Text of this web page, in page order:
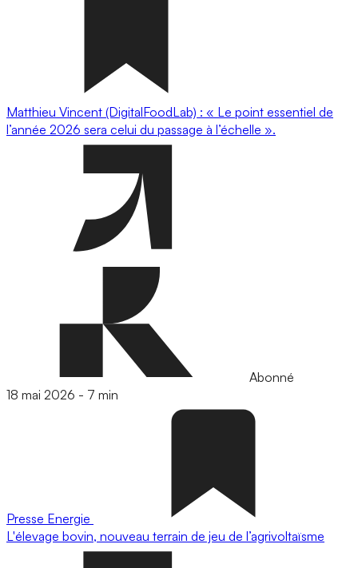
Matthieu Vincent (DigitalFoodLab) : « Le point essentiel de
l’année 2026 sera celui du passage à l’échelle ».
Abonné
18 mai 2026 - 7 min
Presse Energie
L'élevage bovin, nouveau terrain de jeu de l’agrivoltaïsme